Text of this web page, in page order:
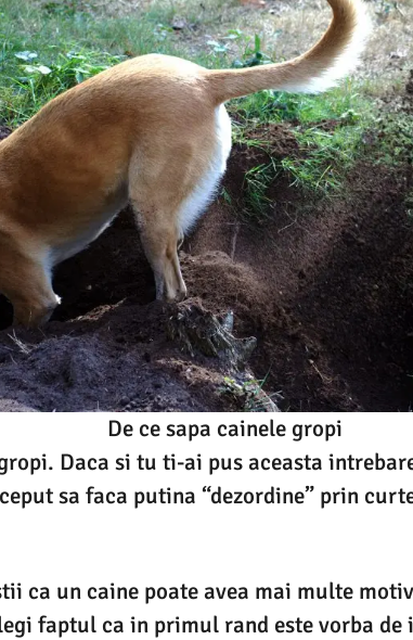
De ce sapa cainele gropi
Daca si tu ti-ai pus aceasta
sa faca putina “dezordine” prin
ca un caine poate avea mai multe
faptul ca in primul rand este vorba